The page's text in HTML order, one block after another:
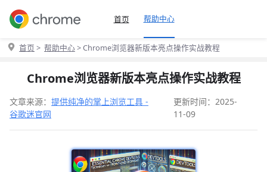
首页 帮助中心
首页 > 帮助中心> Chrome浏览器新版本亮点操作实战教程
Chrome浏览器新版本亮点操作实战教程
文章来源： 提供纯净的掌上浏览工具 -
谷歌迷官网
更新时间：2025-
11-09